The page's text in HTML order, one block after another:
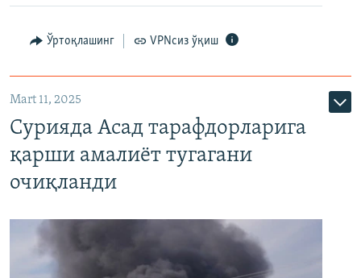
Ўртоқлашинг VPNсиз ўқиш
Mart 11, 2025
Сурияда Асад тарафдорларига
қарши амалиёт тугагани
очиқланди